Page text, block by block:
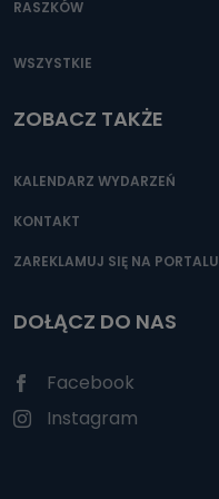
RASZKÓW
WSZYSTKIE
ZOBACZ TAKŻE
KALENDARZ WYDARZEŃ
KONTAKT
ZAREKLAMUJ SIĘ NA PORTALU
DOŁĄCZ DO NAS
Facebook
Instagram